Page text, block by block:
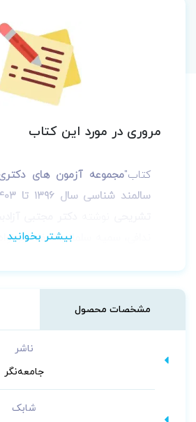
مروری در مورد این کتاب
کتاب"
سالمند شناسی سال 1396 تا 1403
ندافی، سمیه سلمانی، صفا
✔ تشریح و تحلیل تمام گزینه­
مشخصات محصول
ناشر
جامعه‌نگر
شابک